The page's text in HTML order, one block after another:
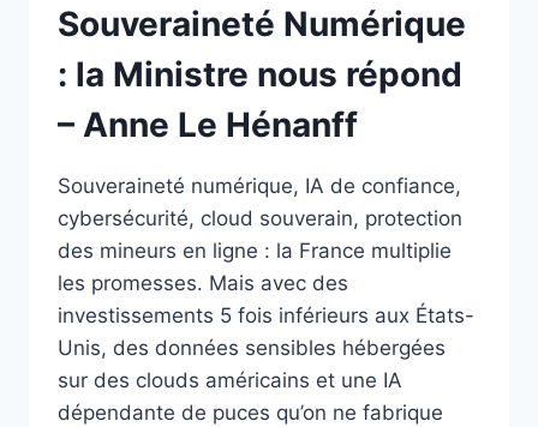
Souveraineté Numérique
: la Ministre nous répond
– Anne Le Hénanff
Souveraineté numérique, IA de confiance,
cybersécurité, cloud souverain, protection
des mineurs en ligne : la France multiplie
les promesses. Mais avec des
investissements 5 fois inférieurs aux États-
Unis, des données sensibles hébergées
sur des clouds américains et une IA
dépendante de puces qu’on ne fabrique